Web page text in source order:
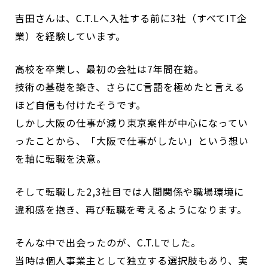
吉田さんは、C.T.Lへ入社する前に3社（すべてIT企
業）を経験しています。
高校を卒業し、最初の会社は7年間在籍。
技術の基礎を築き、さらにC言語を極めたと言える
ほど自信も付けたそうです。
しかし大阪の仕事が減り東京案件が中心になってい
ったことから、「大阪で仕事がしたい」という想い
を軸に転職を決意。
そして転職した2,3社目では人間関係や職場環境に
違和感を抱き、再び転職を考えるようになります。
そんな中で出会ったのが、C.T.Lでした。
当時は個人事業主として独立する選択肢もあり、実